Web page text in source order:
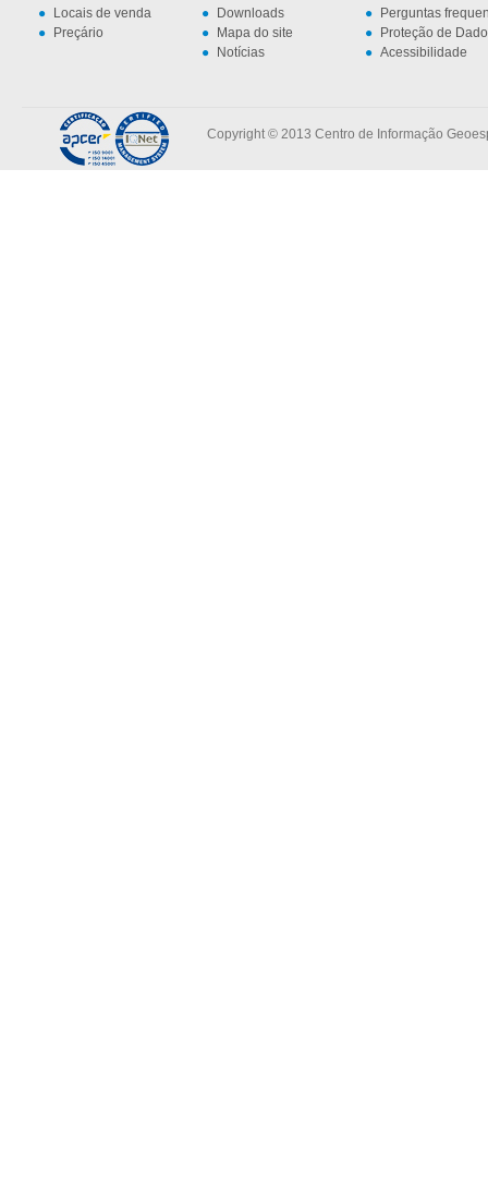
Locais de venda
Preçário
Downloads
Mapa do site
Notícias
Perguntas
Proteção de
Acessibilidade
Copyright © 2013 Centro de Informação